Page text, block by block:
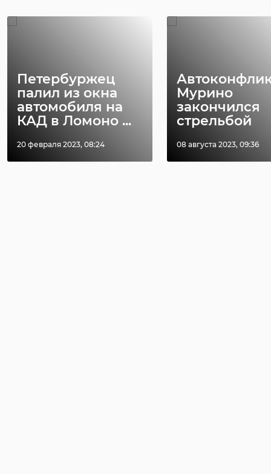
Петербуржец
палил из окна
автомобиля на
КАД в Ломоно ...
20 февраля 2023, 08:24
Мурино
закончился
стрельбой
08 августа 2023, 09:36